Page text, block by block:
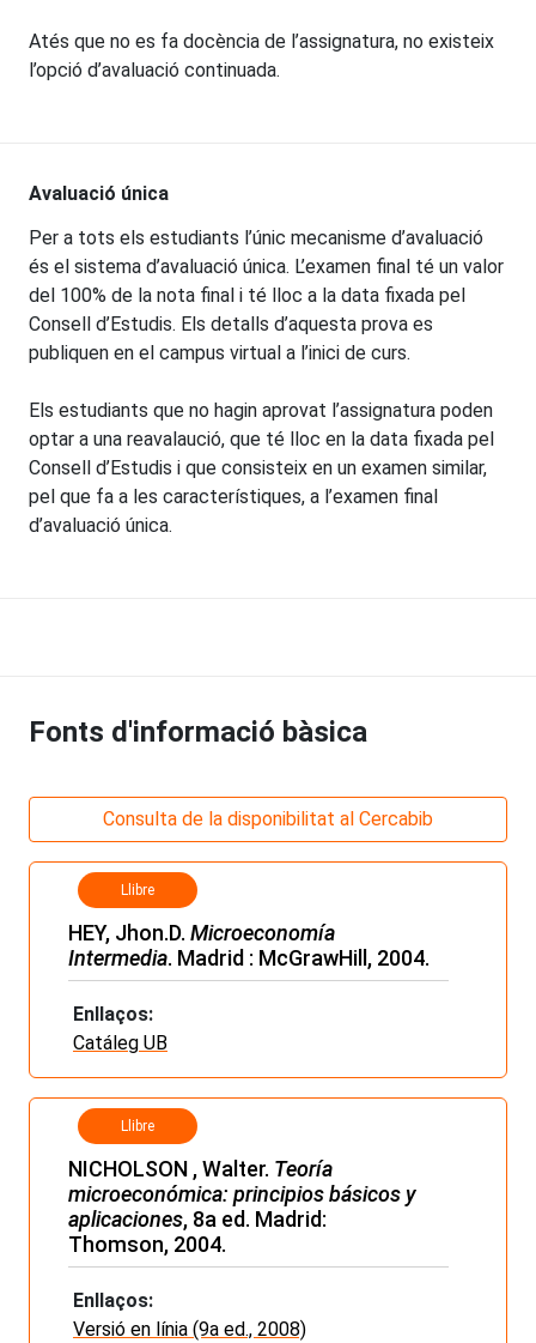
Atés que no es fa docència de l’assignatura, no existeix
l’opció d’avaluació continuada.
Avaluació única
Per a tots els estudiants l’únic mecanisme d’avaluació
és el sistema d’avaluació única. L’examen final té un valor
del 100% de la nota final i té lloc a la data fixada pel
Consell d’Estudis. Els detalls d’aquesta prova es
publiquen en el campus virtual a l’inici de curs.
Els estudiants que no hagin aprovat l’assignatura poden
optar a una reavalaució, que té lloc en la data fixada pel
Consell d’Estudis i que consisteix en un examen similar,
pel que fa a les característiques, a l’examen final
d’avaluació única.
Fonts d'informació bàsica
Consulta de la disponibilitat al Cercabib
Llibre
HEY, Jhon.D. Microeconomía
Intermedia. Madrid : McGrawHill, 2004.
Enllaços:
Catáleg UB
Llibre
NICHOLSON , Walter. Teoría
microeconómica: principios básicos y
aplicaciones, 8a ed. Madrid:
Thomson, 2004.
Enllaços:
Versió en línia (9a ed., 2008)